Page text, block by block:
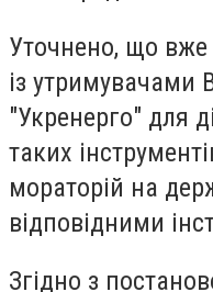
Уточнено, що вже
із утримувачами
"Укренерго" для
таких
мораторій на
відповідними
Згідно з